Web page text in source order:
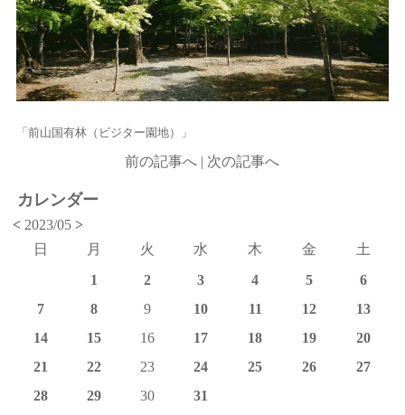
「前山国有林（ビジター園地）」
前の記事へ | 次の記事へ
カレンダー
< 2023/05>
日
月 火 水 木 金
土
1
2 3 4 5
6
7
8 9 10 11 12
13
14
15 16 17 18 19
20
21
22 23 24 25 26
27
28
29 30 31